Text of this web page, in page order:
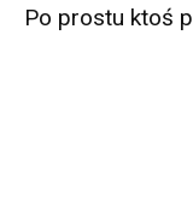
Po prostu ktoś